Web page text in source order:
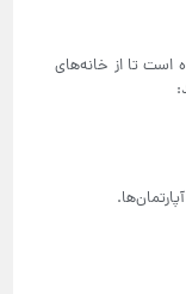
است تا از خانه‌های